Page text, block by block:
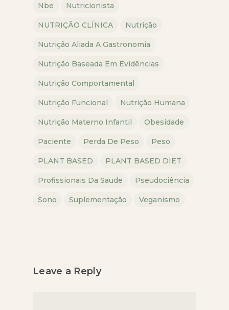
Nbe Nutricionista
NUTRIÇÃO CLÍNICA Nutrição
Nutrição Aliada A Gastronomia
Nutrição Baseada Em Evidências
Nutrição Comportamental
Nutrição Funcional Nutrição Humana
Nutrição Materno Infantil Obesidade
Paciente Perda De Peso Peso
PLANT BASED PLANT BASED DIET
Profissionais Da Saude Pseudociência
Sono Suplementação Veganismo
Leave a Reply